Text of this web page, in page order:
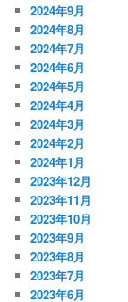
2024年9月
2024年8月
2024年7月
2024年6月
2024年5月
2024年4月
2024年3月
2024年2月
2024年1月
2023年12月
2023年11月
2023年10月
2023年9月
2023年8月
2023年7月
2023年6月